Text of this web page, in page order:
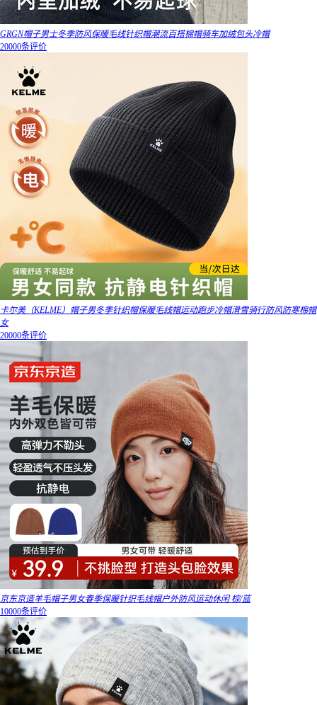
GRGN帽子男士冬季防风保暖毛线针织帽潮流百搭棉帽骑车加绒包头冷帽
20000条评价
卡尔美（KELME）帽子男冬季针织帽保暖毛线帽运动跑步冷帽滑雪骑行防风防寒棉帽
女
20000条评价
京东京造羊毛帽子男女春季保暖针织毛线帽户外防风运动休闲 棕/蓝
10000条评价